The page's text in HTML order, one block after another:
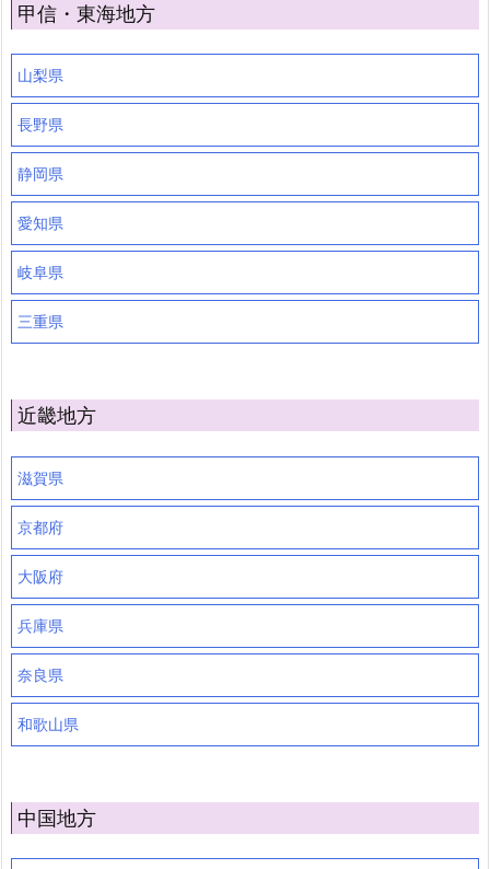
甲信・東海地方
山梨県
長野県
静岡県
愛知県
岐阜県
三重県
近畿地方
滋賀県
京都府
大阪府
兵庫県
奈良県
和歌山県
中国地方